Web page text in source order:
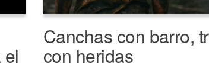
Canchas con barro,
con heridas